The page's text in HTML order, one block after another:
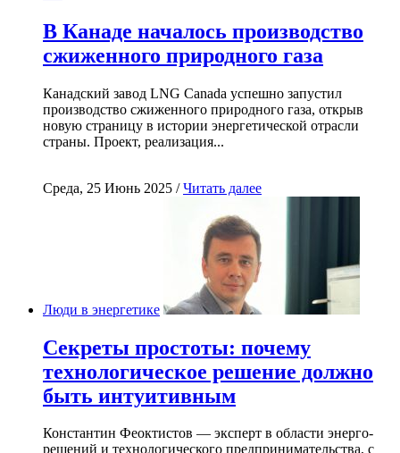
В Канаде началось производство
сжиженного природного газа
Канадский завод LNG Canada успешно запустил
производство сжиженного природного газа, открыв
новую страницу в истории энергетической отрасли
страны. Проект, реализация...
Среда, 25 Июнь 2025 /Читать далее
Люди в энергетике
Секреты простоты: почему
технологическое решение должно
быть интуитивным
Константин Феоктистов — эксперт в области энерго-
решений и технологического предпринимательства, с